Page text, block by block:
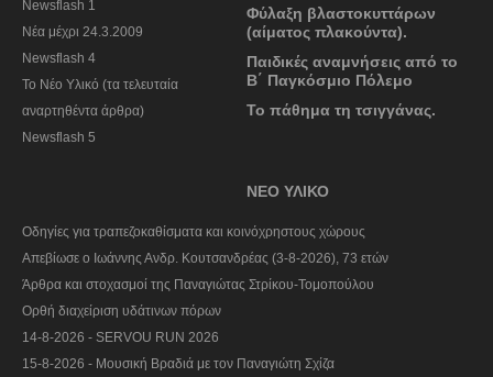
Newsflash 1
Nέα μέχρι 24.3.2009
Newsflash 4
Το Νέο Υλικό (τα τελευταία
αναρτηθέντα άρθρα)
Newsflash 5
Φύλαξη βλαστοκυττάρων
(αίματος πλακούντα).
Παιδικές αναμνήσεις από το
Β΄ Παγκόσμιο Πόλεμο
Το πάθημα τη τσιγγάνας.
ΝΕΟ ΥΛΙΚΟ
Οδηγίες για τραπεζοκαθίσματα και κοινόχρηστους χώρους
Απεβίωσε ο Ιωάννης Ανδρ. Κουτσανδρέας (3-8-2026), 73 ετών
Άρθρα και στοχασμοί της Παναγιώτας Στρίκου-Τομοπούλου
Ορθή διαχείριση υδάτινων πόρων
14-8-2026 - SERVOU RUN 2026
15-8-2026 - Μουσική Βραδιά με τον Παναγιώτη Σχίζα